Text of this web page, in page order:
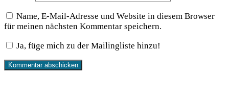
Name, E-Mail-Adresse und Website in diesem Browser
für meinen nächsten Kommentar speichern.
Ja, füge mich zu der Mailingliste hinzu!